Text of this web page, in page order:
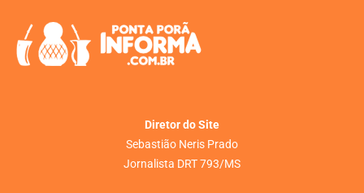
Diretor do Site
Sebastião Neris Prado
Jornalista DRT 793/MS